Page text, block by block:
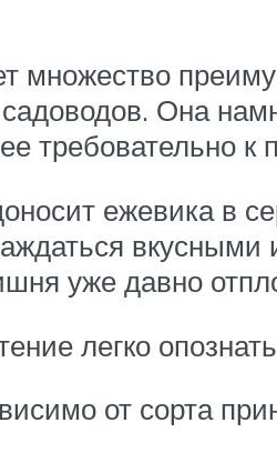
множество
Она
требовательно
ежевика в
вкусными
уже давно
легко
от сорта